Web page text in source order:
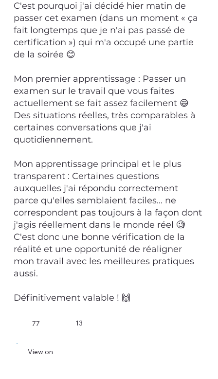
C'est pourquoi j'ai décidé hier matin de
passer cet examen (dans un moment « ça
fait longtemps que je n'ai pas passé de
certification ») qui m'a occupé une partie
de la soirée 😊
Mon premier apprentissage : Passer un
examen sur le travail que vous faites
actuellement se fait assez facilement 😄
Des situations réelles, très comparables à
certaines conversations que j'ai
quotidiennement.
Mon apprentissage principal et le plus
transparent : Certaines questions
auxquelles j'ai répondu correctement
parce qu'elles semblaient faciles... ne
correspondent pas toujours à la façon dont
j'agis réellement dans le monde réel 🧐
C'est donc une bonne vérification de la
réalité et une opportunité de réaligner
mon travail avec les meilleures pratiques
aussi.
Définitivement valable ! 🙌
77 13
View on